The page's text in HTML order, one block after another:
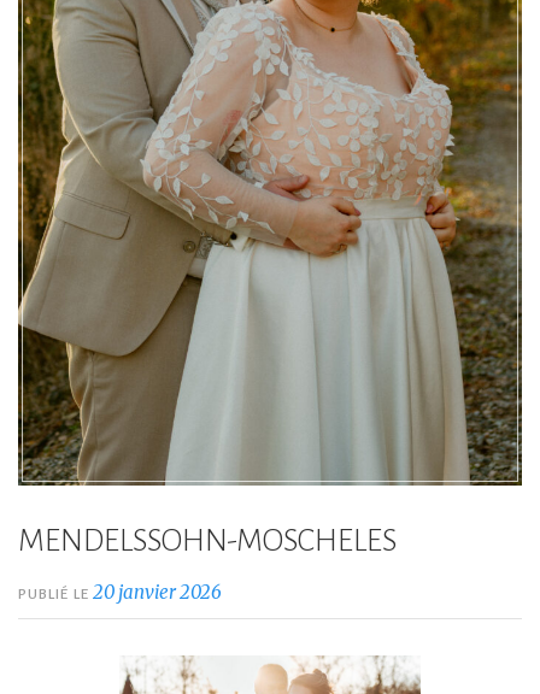
MENDELSSOHN-MOSCHELES
PUBLIÉ LE 20 janvier 2026